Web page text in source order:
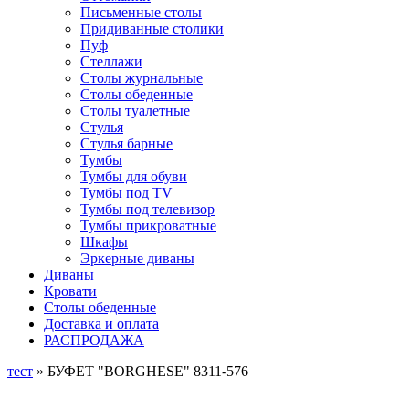
Письменные столы
Придиванные столики
Пуф
Стеллажи
Столы журнальные
Столы обеденные
Столы туалетные
Стулья
Стулья барные
Тумбы
Тумбы для обуви
Тумбы под TV
Тумбы под телевизор
Тумбы прикроватные
Шкафы
Эркерные диваны
Диваны
Кровати
Столы обеденные
Доставка и оплата
РАСПРОДАЖА
тест » БУФЕТ "BORGHESE" 8311-576